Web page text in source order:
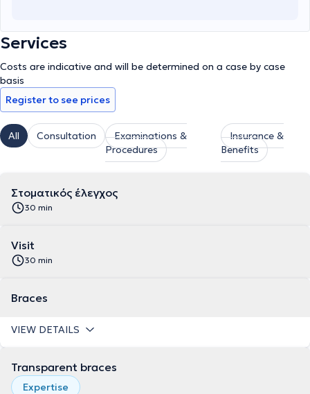
Services
Costs are indicative and will be determined on a case by case
basis
Register to see prices
All Consultation
Examinations &
Procedures
Insurance &
Benefits
Στοματικός έλεγχος
30 min
Visit
30 min
Braces
VIEW DETAILS
Transparent braces
Expertise